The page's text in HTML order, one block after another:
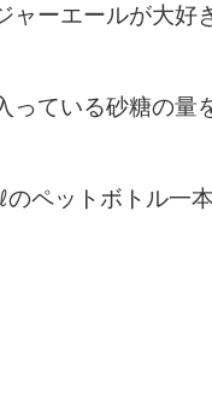
ーエールが大好
ている砂糖の量
ペットボトル一